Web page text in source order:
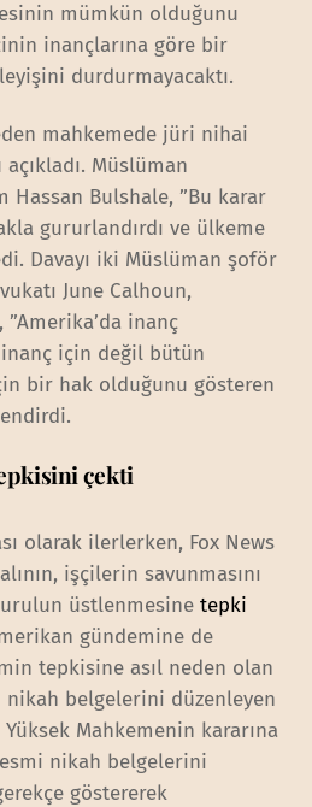
mümkün olduğunu
inançlarına göre bir
durdurmayacaktı.
mahkemede jüri nihai
Müslüman
Bulshale, ”Bu karar
gururlandırdı ve ülkeme
Davayı iki Müslüman şoför
June Calhoun,
”Amerika’da inanç
için değil bütün
bir hak olduğunu gösteren
çekti
olarak ilerlerken, Fox News
işçilerin savunmasını
üstlenmesine tepki
gündemine de
tepkisine asıl neden olan
nikah belgelerini düzenleyen
Mahkemenin kararına
nikah belgelerini
göstererek